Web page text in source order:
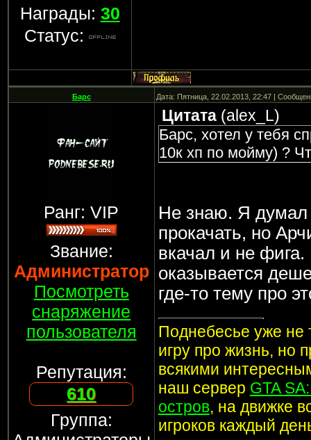
Награды: 30
Статус:
Барс Дата: Пятница, 22.02.2013, 22:47 |
Ранг: VIP
Звание:
Администратор
Посмотреть
снаряжение
пользователя
Репутация:
610
Группа:
Цитата(alex_L)
Барс, хотел у тебя
10к хп по мойму) ?
Не знаю. Я думал
прокачать, но
вкачал и не
оказывается
где-то тему про
Поднебесье уже не
игру про жизнь, но
всякими
наш сервер GTA
остров, на движке
игроков каждый